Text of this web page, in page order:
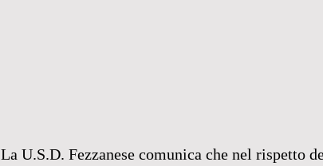
La U.S.D. Fezzanese comunica che nel rispetto